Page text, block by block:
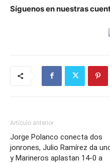
Síguenos en nuestras
Artículo anterior
Jorge Polanco conecta dos
jonrones, Julio Ramírez da
y Marineros aplastan 14-0 a